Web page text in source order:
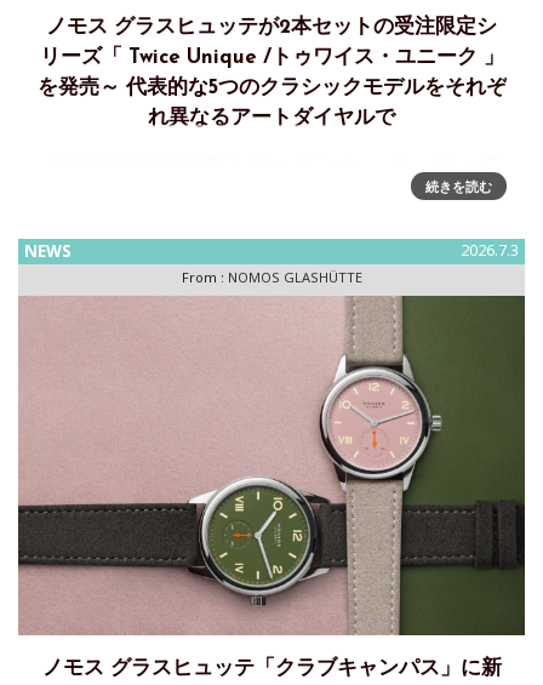
ノモス グラスヒュッテが2本セットの受注限定シ
リーズ「 Twice Unique /トゥワイス・ユニーク 」
を発売～ 代表的な5つのクラシックモデルをそれぞ
れ異なるアートダイヤルで
ンド初のオーダーメイドの貴重なモデル「 Twice Unique /ト
」が初の
続きを読む
NEWS 2026.7.3
From : NOMOS GLASHÜTTE
ノモス グラスヒュッテ「クラブキャンパス」に新